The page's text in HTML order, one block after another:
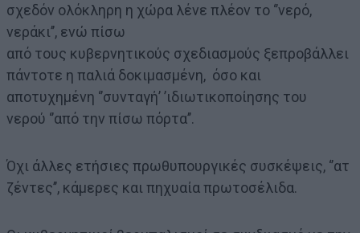
σχεδόν ολόκληρη η χώρα λένε πλέον το ‘’νερό,
νεράκι’’, ενώ πίσω
από τους κυβερνητικούς σχεδιασμούς ξεπροβάλλει
πάντοτε η παλιά δοκιμασμένη, όσο και
αποτυχημένη ‘’συνταγή’ ’ιδιωτικοποίησης του
νερού ‘’από την πίσω πόρτα’’.
Όχι άλλες ετήσιες πρωθυπουργικές συσκέψεις, ‘’ατ
ζέντες’’, κάμερες και πηχυαία πρωτοσέλιδα.